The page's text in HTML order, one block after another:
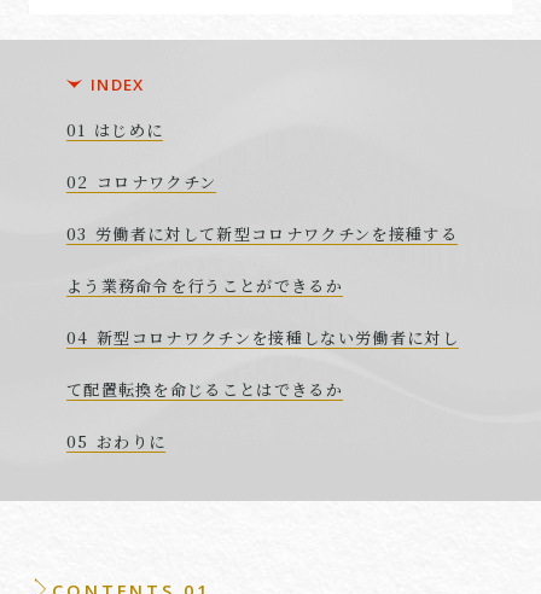
INDEX
はじめに
コロナワクチン
労働者に対して新型コロナワクチンを接種する
よう業務命令を行うことができるか
新型コロナワクチンを接種しない労働者に対し
て配置転換を命じることはできるか
おわりに